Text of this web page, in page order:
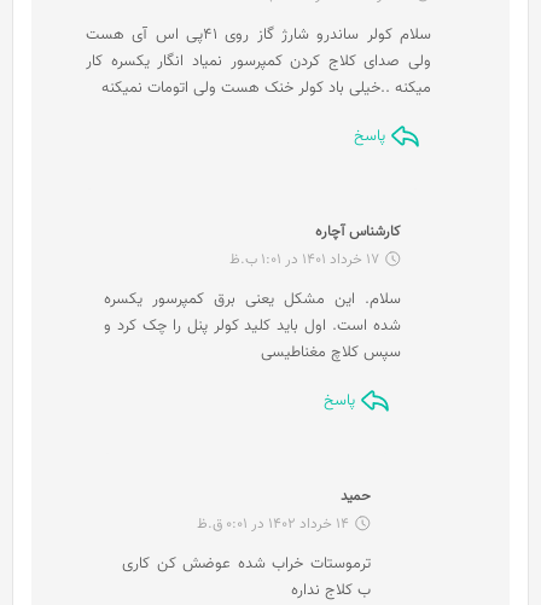
سلام کولر ساندرو شارژ گاز روی ۴۱پی اس آی هست
ولی صدای کلاج کردن کمپرسور نمیاد انگار یکسره کار
میکنه ..خیلی باد کولر خنک هست ولی اتومات نمیکنه
پاسخ
کارشناس آچاره
ف
ت
:
17 خرداد 1401 در 1:01 ب.ظ
سلام. این مشکل یعنی برق کمپرسور یکسره
شده است. اول باید کلید کولر پنل را چک کرد و
سپس کلاچ مغناطیسی
پاسخ
حمید
ف
:
14 خرداد 1402 در 0:01 ق.ظ
ترموستات خراب شده عوضش کن کاری
ب کلاج نداره